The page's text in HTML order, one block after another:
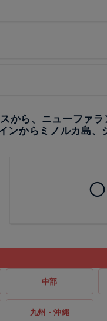
から、ニューファラ
ンからミノルカ島、
◯
中部
九州・沖縄